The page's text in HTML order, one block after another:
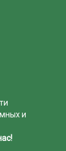
и